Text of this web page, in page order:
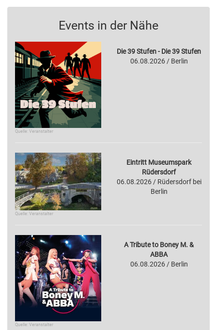
Events in der Nähe
Quelle: Veranstalter
Die 39 Stufen - Die 39 Stufen
06.08.2026 / Berlin
Quelle: Veranstalter
Eintritt Museumspark
Rüdersdorf
06.08.2026 / Rüdersdorf bei
Berlin
Quelle: Veranstalter
A Tribute to Boney M. &
ABBA
06.08.2026 / Berlin